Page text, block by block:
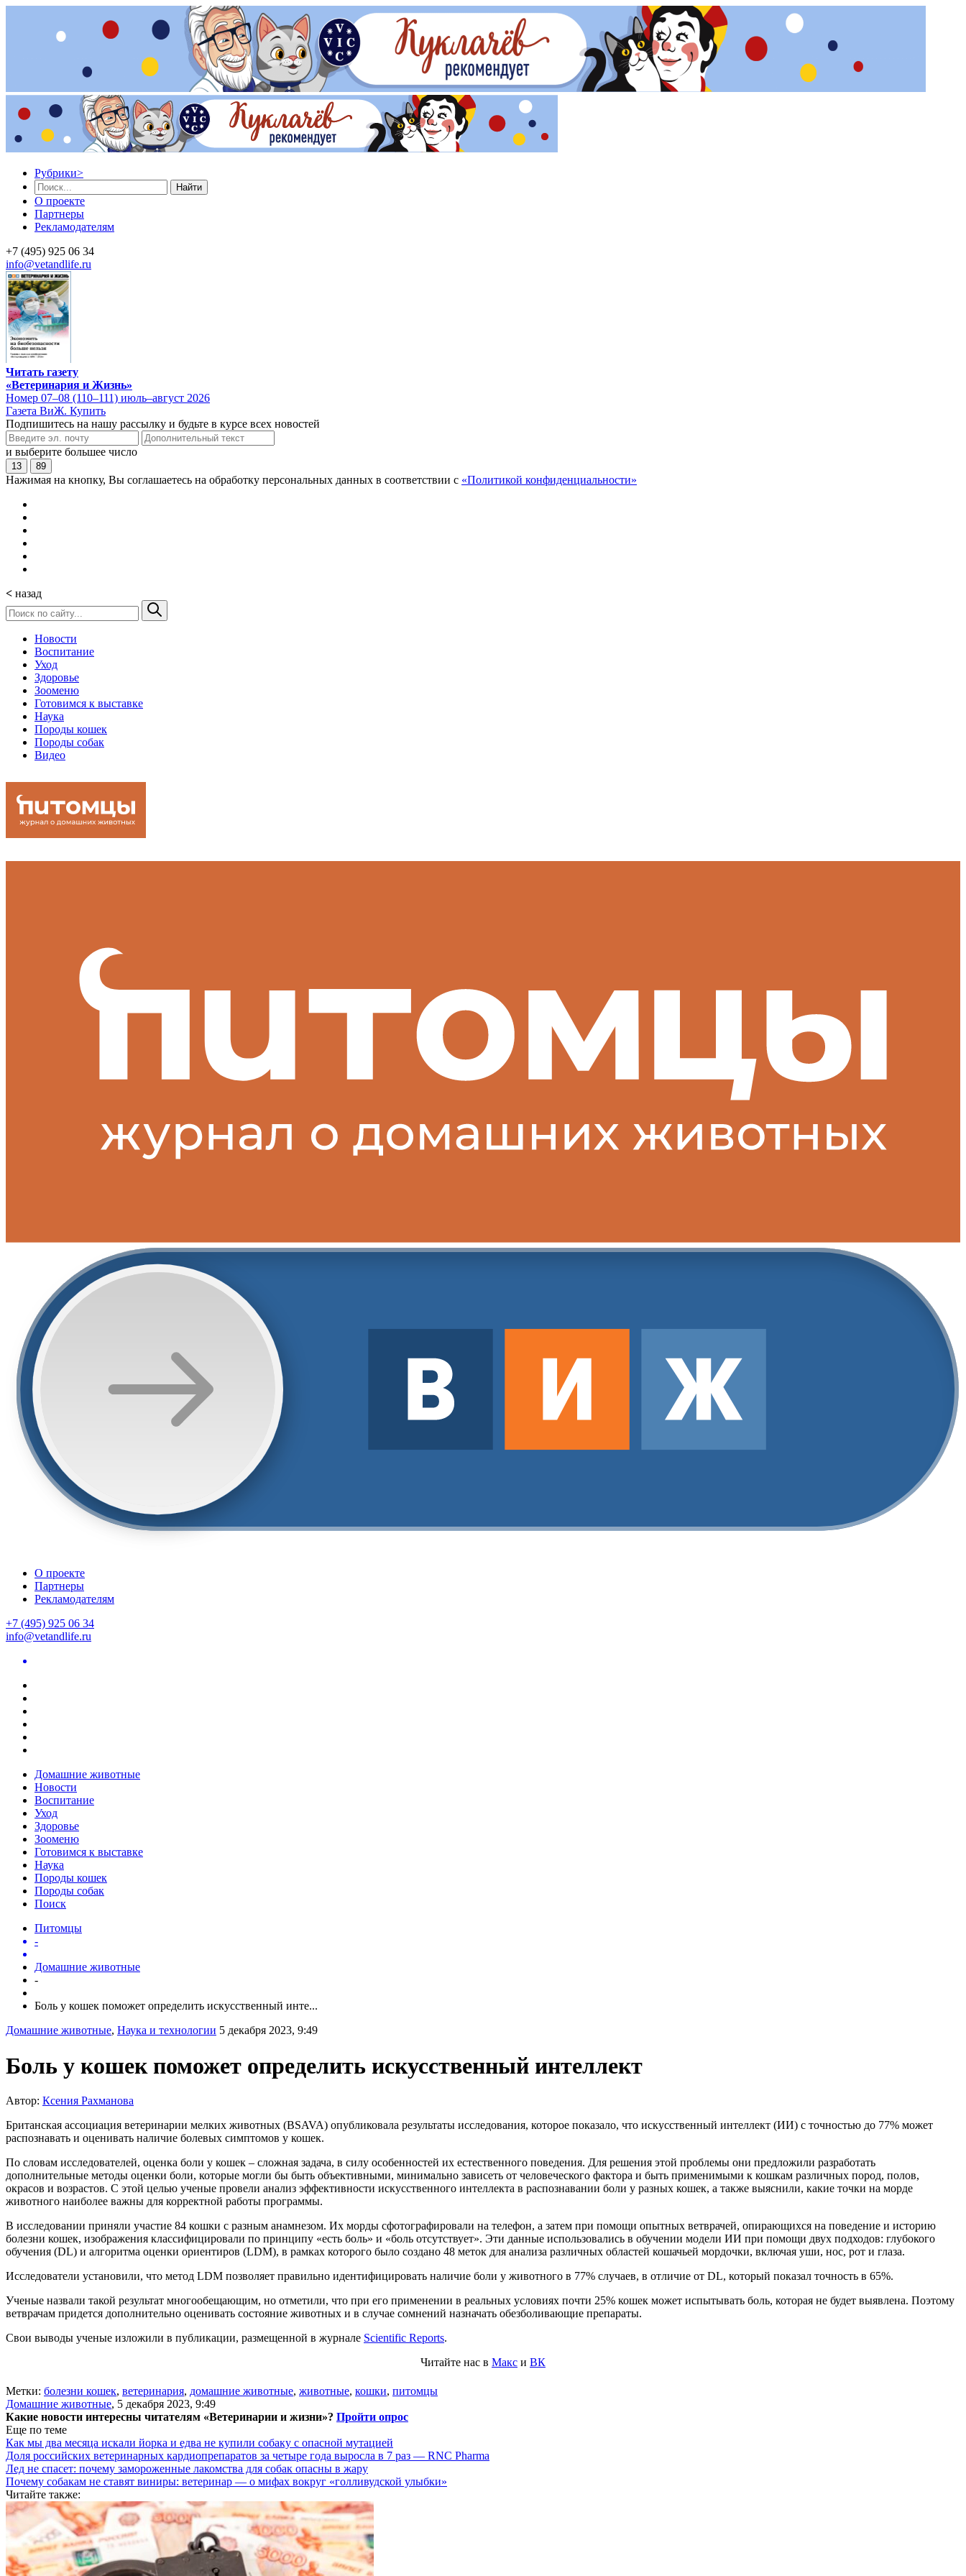
Рубрики>
Найти
О проекте
Партнеры
Рекламодателям
+7 (495) 925 06 34
info@vetandlife.ru
Читать газету
«Ветеринария и Жизнь»
Номер 07–08 (110–111) июль–август 2026
Газета ВиЖ. Купить
Подпишитесь на нашу рассылку и будьте в курсе всех новостей
и выберите большее число
13 89
Нажимая на кнопку, Вы соглашаетесь на обработку персональных данных в соответствии с «Политикой конфиденциальности»
< назад
Новости
Воспитание
Уход
Здоровье
Зооменю
Готовимся к выставке
Наука
Породы кошек
Породы собак
Видео
О проекте
Партнеры
Рекламодателям
+7 (495) 925 06 34
info@vetandlife.ru
Домашние животные
Новости
Воспитание
Уход
Здоровье
Зооменю
Готовимся к выставке
Наука
Породы кошек
Породы собак
Поиск
Питомцы
-
Домашние животные
-
Боль у кошек поможет определить искусственный инте...
Домашние животные, Наука и технологии 5 декабря 2023, 9:49
Боль у кошек поможет определить искусственный интеллект
Автор: Ксения Рахманова
Британская ассоциация ветеринарии мелких животных (BSAVA) опубликовала результаты исследования, которое показало, что искусственный интеллект (ИИ) с точностью до 77% может
распознавать и оценивать наличие болевых симптомов у кошек.
По словам исследователей, оценка боли у кошек – сложная задача, в силу особенностей их естественного поведения. Для решения этой проблемы они предложили разработать
дополнительные методы оценки боли, которые могли бы быть объективными, минимально зависеть от человеческого фактора и быть применимыми к кошкам различных пород, полов,
окрасов и возрастов. С этой целью ученые провели анализ эффективности искусственного интеллекта в распознавании боли у разных кошек, а также выяснили, какие точки на морде
животного наиболее важны для корректной работы программы.
В исследовании приняли участие 84 кошки с разным анамнезом. Их морды сфотографировали на телефон, а затем при помощи опытных ветврачей, опирающихся на поведение и историю
болезни кошек, изображения классифицировали по принципу «есть боль» и «боль отсутствует». Эти данные использовались в обучении модели ИИ при помощи двух подходов: глубокого
обучения (DL) и алгоритма оценки ориентиров (LDM), в рамках которого было создано 48 меток для анализа различных областей кошачьей мордочки, включая уши, нос, рот и глаза.
Исследователи установили, что метод LDM позволяет правильно идентифицировать наличие боли у животного в 77% случаев, в отличие от DL, который показал точность в 65%.
Ученые назвали такой результат многообещающим, но отметили, что при его применении в реальных условиях почти 25% кошек может испытывать боль, которая не будет выявлена. Поэтому
ветврачам придется дополнительно оценивать состояние животных и в случае сомнений назначать обезболивающие препараты.
Свои выводы ученые изложили в публикации, размещенной в журнале Scientific Reports.
Читайте нас в Макс и ВК
Метки: болезни кошек, ветеринария, домашние животные, животные, кошки, питомцы
Домашние животные, 5 декабря 2023, 9:49
Какие новости интересны читателям «Ветеринарии и жизни»? Пройти опрос
Еще по теме
Как мы два месяца искали йорка и едва не купили собаку с опасной мутацией
Доля российских ветеринарных кардиопрепаратов за четыре года выросла в 7 раз — RNC Pharma
Лед не спасет: почему замороженные лакомства для собак опасны в жару
Почему собакам не ставят виниры: ветеринар — о мифах вокруг «голливудской улыбки»
Читайте также: